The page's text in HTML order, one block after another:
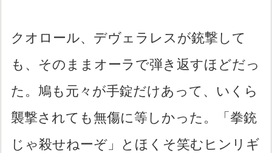
クオロール、デヴェラレスが銃撃して
も、そのままオーラで弾き返すほどだっ
た。鳩も元々が手錠だけあって、いくら
襲撃されても無傷に等しかった。「拳銃
じゃ殺せねーぞ」とほくそ笑むヒンリギ